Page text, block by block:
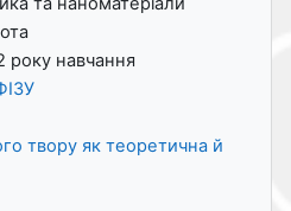
року навчання
твору як теоретична й